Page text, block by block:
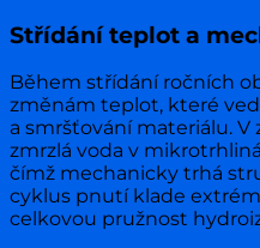
Střídání teplot a
Během střídání ročních
změnám teplot, které
a smršťování materiálu.
zmrzlá voda v
čímž mechanicky trhá
cyklus pnutí klade
celkovou pružnost